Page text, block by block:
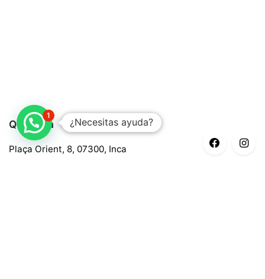
Quaroma
Plaça Orient, 8, 07300, Inca
¿Necesitas ayuda?
1